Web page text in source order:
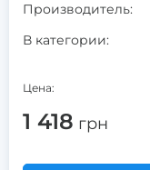
Производитель:
В категории:
Цена:
1 418 грн